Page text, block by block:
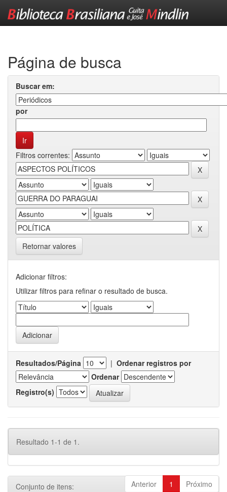
Página de busca
Buscar em:
por
Filtros correntes:
Retornar valores
Adicionar filtros:
Utilizar filtros para refinar o resultado de busca.
Resultados/Página | Ordenar registros por
Ordenar
Registro(s)
Resultado 1-1 de 1.
Anterior 1 Próximo
Conjunto de itens: